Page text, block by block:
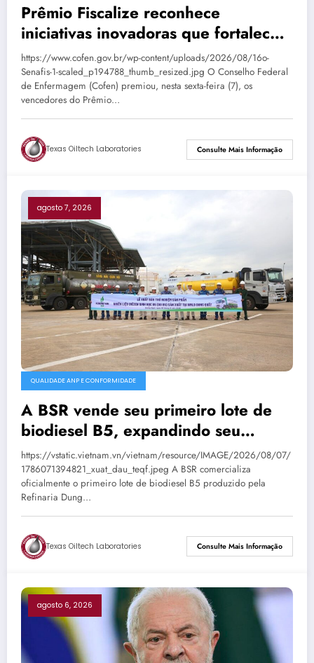
Prêmio Fiscalize reconhece
iniciativas inovadoras que fortalecem
a fiscalização da Enfermagem
https://www.cofen.gov.br/wp-content/uploads/2026/08/16o-
Senafis-1-scaled_p194788_thumb_resized.jpg O Conselho Federal
de Enfermagem (Cofen) premiou, nesta sexta-feira (7), os
vencedores do Prêmio…
Texas Oiltech Laboratories Consulte Mais Informação
agosto 7, 2026
QUALIDADE ANP E CONFORMIDADE
A BSR vende seu primeiro lote de
biodiesel B5, expandindo seu
mercado de combustíveis ecológicos.
https://vstatic.vietnam.vn/vietnam/resource/IMAGE/2026/08/07/
1786071394821_xuat_dau_teqf.jpeg A BSR comercializa
oficialmente o primeiro lote de biodiesel B5 produzido pela
Refinaria Dung…
Texas Oiltech Laboratories Consulte Mais Informação
agosto 6, 2026